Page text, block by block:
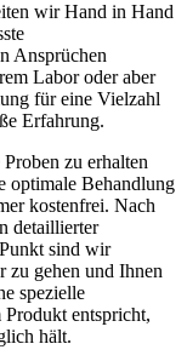
wir Hand in Hand
Ansprüchen
Labor oder aber
für eine Vielzahl
Erfahrung.
zu erhalten
optimale Behandlung
kostenfrei. Nach
detaillierter
sind wir
zu gehen und Ihnen
spezielle
entspricht,
hält.